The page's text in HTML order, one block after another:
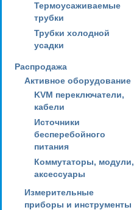
Термоусаживаемые
трубки
Трубки холодной
усадки
Распродажа
Активное оборудование
KVM переключатели,
кабели
Источники
бесперебойного
питания
Коммутаторы, модули,
аксессуары
Измерительные
приборы и инструменты